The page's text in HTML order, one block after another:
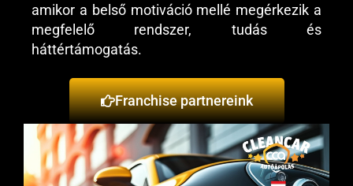
amikor a belső motiváció mellé megérkezik a
megfelelő rendszer, tudás és
háttértámogatás.
Franchise partnereink